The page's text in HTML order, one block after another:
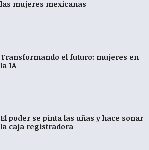
las mujeres mexicanas
Transformando el futuro: mujeres en
la IA
El poder se pinta las uñas y hace sonar
la caja registradora